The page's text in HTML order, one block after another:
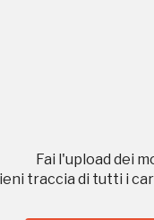
Fai l'upload dei
traccia di tutti i
Museo
Sansevero